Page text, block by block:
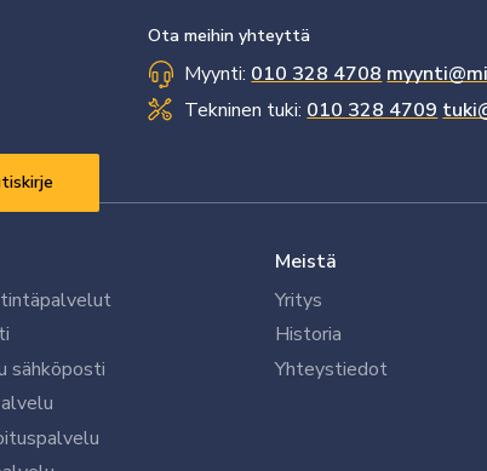
Ota meihin yhteyttä
Myynti: 010 328 4708
Tekninen tuki: 010 328 4709
sähköposti
Meistä
Yritys
Historia
Yhteystiedot